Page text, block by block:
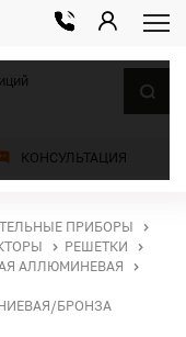
КОНСУЛЬТАЦИЯ
ПРИБОРЫ
РЕШЕТКИ
АЛЛЮМИНЕВАЯ
БРОНЗА